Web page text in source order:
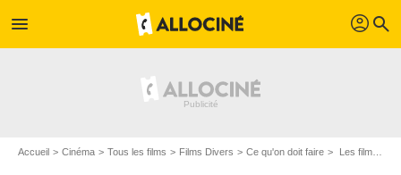
menu profil search
Accueil Cinéma Tous les films Films Divers Ce qu'on doit faire Les films similaires à "Ce qu'on doit faire"